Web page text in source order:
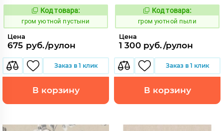
357575
Код товара:
гром уютной пустыни
Цена
675 руб./рулон
Заказ в 1 клик
В корзину
357576
Код товара:
гром уютной пыли
Цена
1 300 руб./рулон
Заказ в 1 клик
В корзину